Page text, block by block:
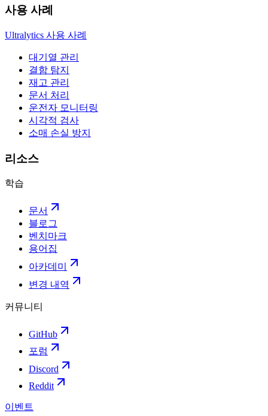
사용 사례
Ultralytics 사용 사례
대기열 관리
결함 탐지
재고 관리
문서 처리
운전자 모니터링
시각적 검사
소매 손실 방지
리소스
학습
문서
블로그
벤치마크
용어집
아카데미
변경 내역
커뮤니티
GitHub
포럼
Discord
Reddit
이벤트